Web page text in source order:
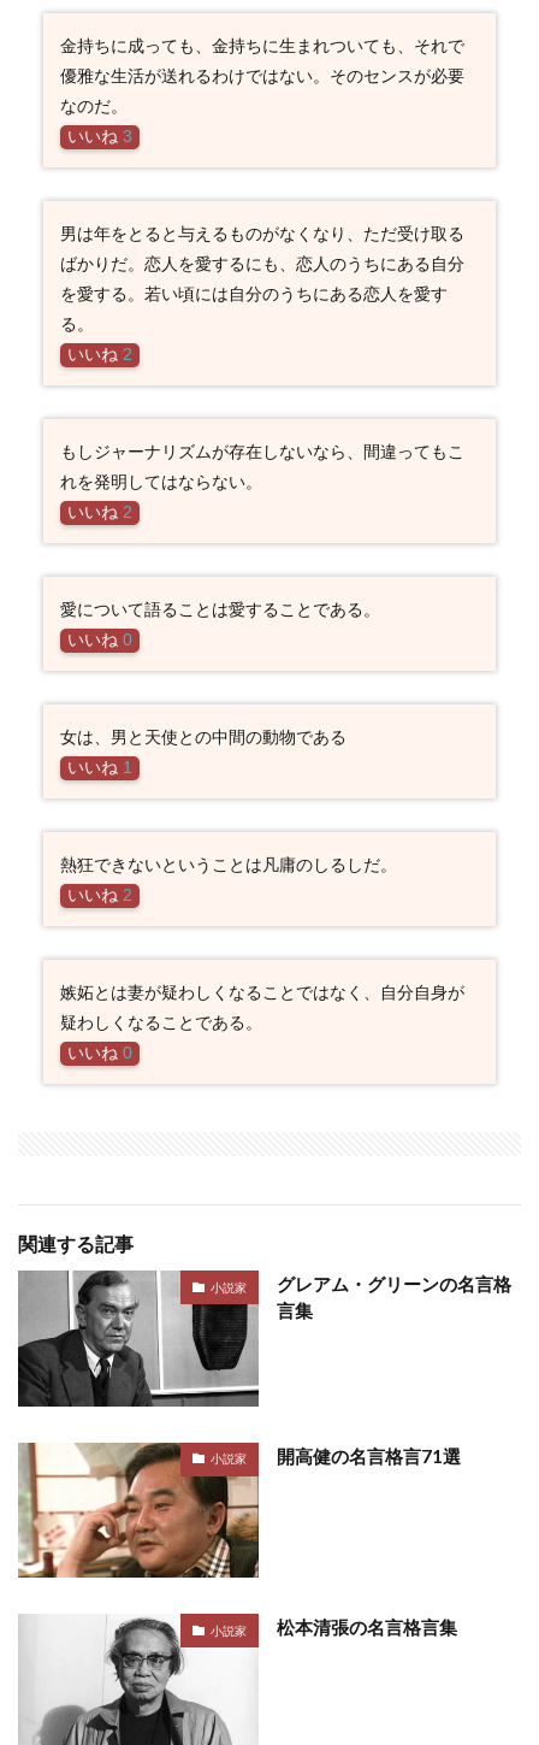
金持ちに成っても、金持ちに生まれついても、それで
優雅な生活が送れるわけではない。そのセンスが必要
なのだ。
いいね 3
男は年をとると与えるものがなくなり、ただ受け取る
ばかりだ。恋人を愛するにも、恋人のうちにある自分
を愛する。若い頃には自分のうちにある恋人を愛す
る。
いいね 2
もしジャーナリズムが存在しないなら、間違ってもこ
れを発明してはならない。
いいね 2
愛について語ることは愛することである。
いいね 0
女は、男と天使との中間の動物である
いいね 1
熱狂できないということは凡庸のしるしだ。
いいね 2
嫉妬とは妻が疑わしくなることではなく、自分自身が
疑わしくなることである。
いいね 0
関連する記事
小説家
グレアム・グリーンの名言格
言集
小説家 開高健の名言格言71選
小説家 松本清張の名言格言集